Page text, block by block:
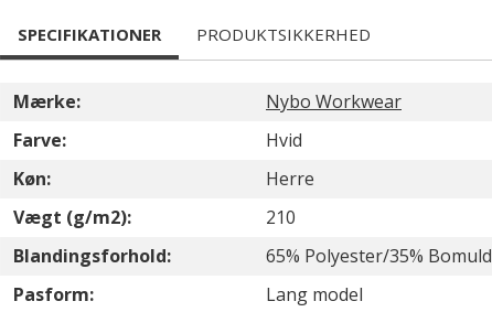
SPECIFIKATIONER PRODUKTSIKKERHED
Mærke:
Nybo Workwear
Farve:
Hvid
Køn:
Herre
Vægt (g/m2):
210
Blandingsforhold:
65% Polyester/35% Bomuld
Pasform:
Lang model